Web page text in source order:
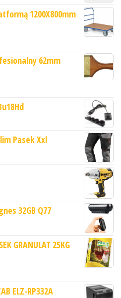
1200X800mm
62mm
Pasek Xxl
32GB Q77
GRANULAT 25KG
ELZ-RP332A